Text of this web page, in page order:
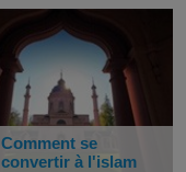
Comment se
convertir à l'islam